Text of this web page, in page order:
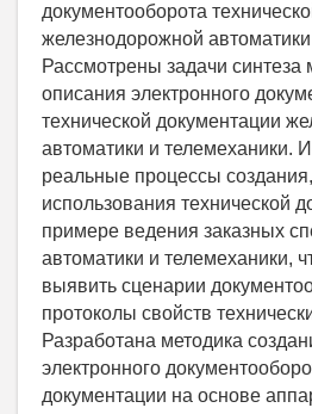
документооборота
железнодорожной
Рассмотрены задачи синтеза
описания электронного
технической документации
автоматики и телемеханики.
реальные процессы
использования технической
примере ведения заказных
автоматики и телемеханики,
выявить сценарии
протоколы свойств
Разработана методика
электронного
документации на основе